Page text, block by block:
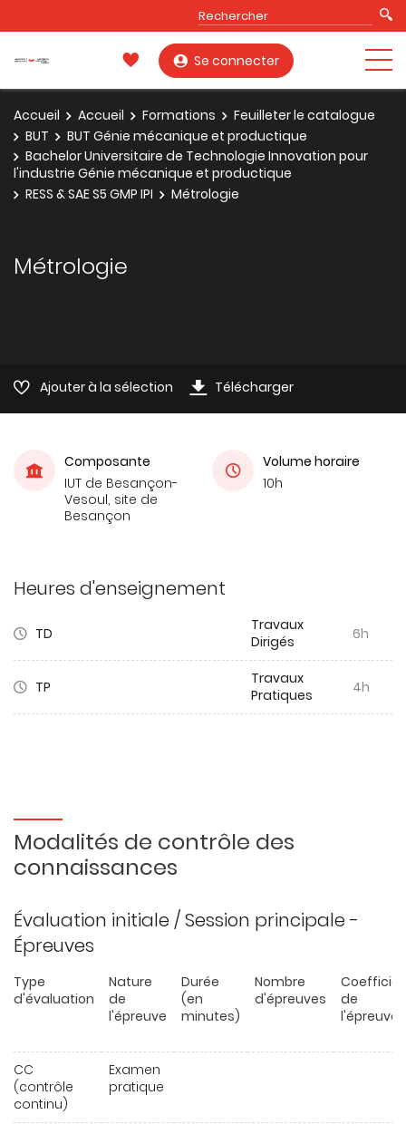
Se connecter
Accueil Accueil Formations
Feuilleter le catalogue
BUT
BUT Génie mécanique et productique
Bachelor Universitaire de Technologie Innovation pour
l'industrie Génie mécanique et productique
RESS & SAE S5 GMP IPI
Métrologie
Métrologie
Ajouter à la sélection Télécharger
Composante
IUT de Besançon-
Vesoul, site de
Besançon
Volume horaire
10h
Heures d'enseignement
TD
Travaux
Dirigés
6h
TP
Travaux
Pratiques
4h
Modalités de contrôle des
connaissances
Évaluation initiale / Session principale -
Épreuves
Type
d'évaluation
Nature
de
l'épreuve
Durée
(en
minutes)
Nombre
d'épreuves
de
l'épreuve
CC
(contrôle
continu)
Examen
pratique